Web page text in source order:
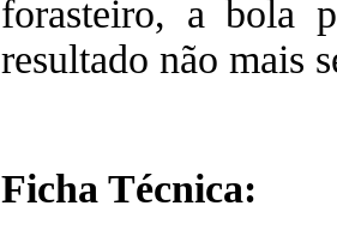
forasteiro, a bola
resultado não mais
Ficha Técnica: